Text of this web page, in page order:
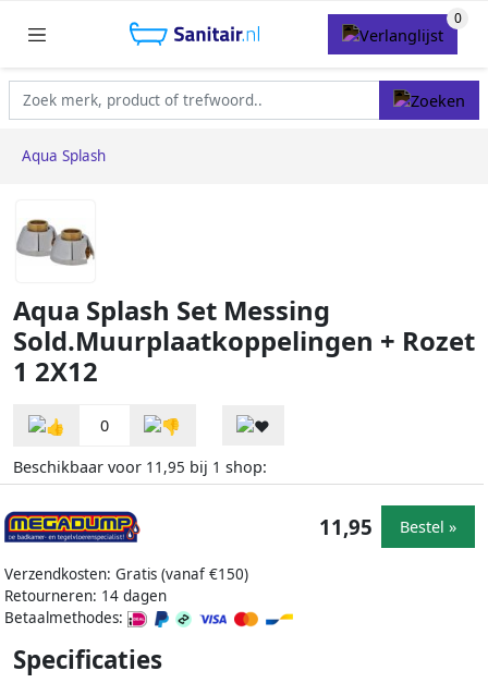
Aqua Splash
Aqua Splash Set Messing
Sold.Muurplaatkoppelingen + Rozet
1 2X12
0
Beschikbaar voor 11,95 bij 1 shop:
Verzendkosten: Gratis (vanaf €150)
Retourneren: 14 dagen
Betaalmethodes:
11,95 Bestel »
Specificaties